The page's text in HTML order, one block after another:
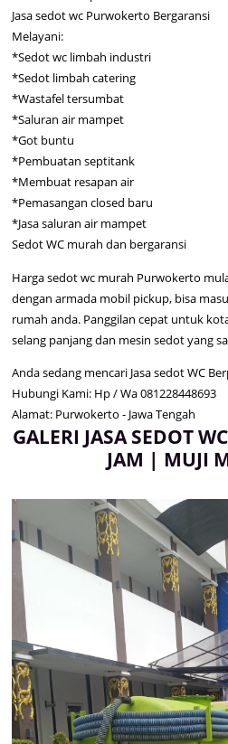
Jasa sedot wc Purwokerto Bergaransi
Melayani:
*Sedot wc limbah industri
*Sedot limbah catering
*Wastafel tersumbat
*Saluran air mampet
*Got buntu
*Pembuatan septitank
*Membuat resapan air
*Pemasangan closed baru
*Jasa saluran air mampet
Sedot WC murah dan bergaransi
Harga sedot wc murah Purwokerto
dengan armada mobil pickup, bisa
rumah anda. Panggilan cepat untuk
selang panjang dan mesin sedot yang
Anda sedang mencari Jasa sedot WC
Hubungi Kami: Hp / Wa 081228448693
Alamat: Purwokerto - Jawa Tengah
GALERI JASA SEDOT
JAM | MUJI